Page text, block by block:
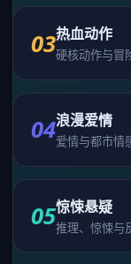
03热血动作
硬核动作与冒
04浪漫爱情
爱情与都市情
05惊悚悬疑
推理、惊悚与